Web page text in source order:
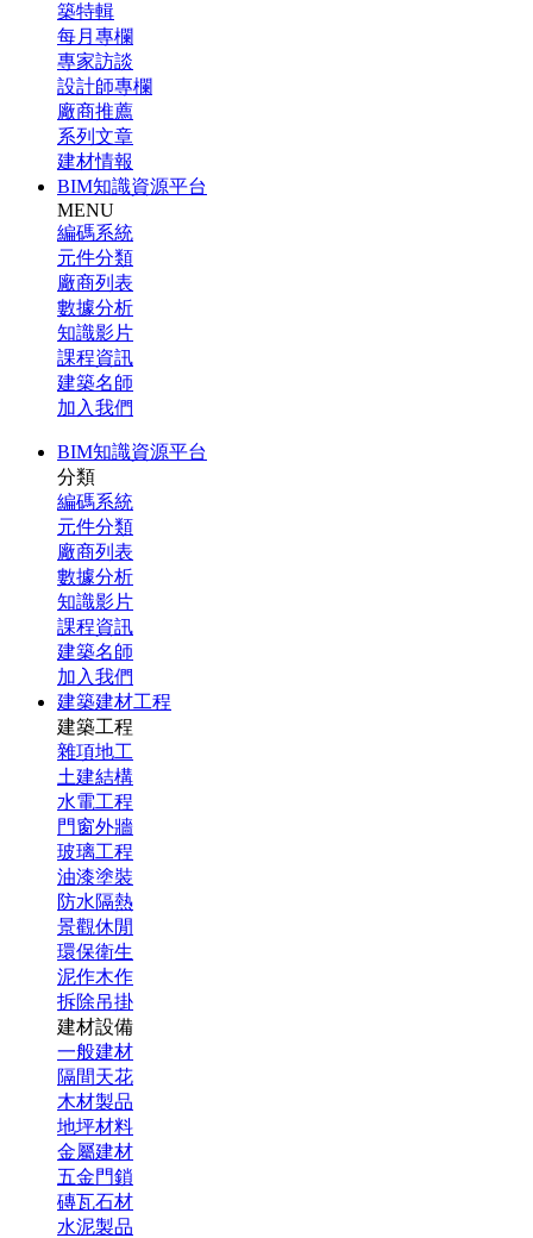
築特輯
每月專欄
專家訪談
設計師專欄
廠商推薦
系列文章
建材情報
BIM知識資源平台
MENU
編碼系統
元件分類
廠商列表
數據分析
知識影片
課程資訊
建築名師
加入我們
BIM知識資源平台
分類
編碼系統
元件分類
廠商列表
數據分析
知識影片
課程資訊
建築名師
加入我們
建築建材工程
建築工程
雜項地工
土建結構
水電工程
門窗外牆
玻璃工程
油漆塗裝
防水隔熱
景觀休閒
環保衛生
泥作木作
拆除吊掛
建材設備
一般建材
隔間天花
木材製品
地坪材料
金屬建材
五金門鎖
磚瓦石材
水泥製品